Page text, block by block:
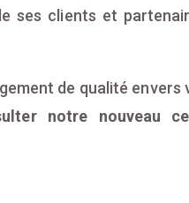
ses clients et
de qualité envers
notre nouveau